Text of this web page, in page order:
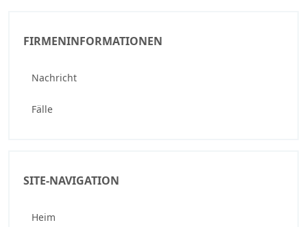
FIRMENINFORMATIONEN
Nachricht
Fälle
SITE-NAVIGATION
Heim